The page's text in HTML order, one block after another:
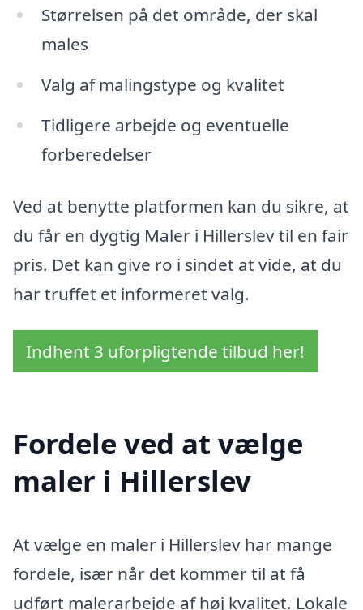
Størrelsen på det område, der skal
males
Valg af malingstype og kvalitet
Tidligere arbejde og eventuelle
forberedelser
Ved at benytte platformen kan du sikre, at
du får en dygtig Maler i Hillerslev til en fair
pris. Det kan give ro i sindet at vide, at du
har truffet et informeret valg.
Indhent 3 uforpligtende tilbud her!
Fordele ved at vælge
maler i Hillerslev
At vælge en maler i Hillerslev har mange
fordele, især når det kommer til at få
udført malerarbejde af høj kvalitet. Lokale